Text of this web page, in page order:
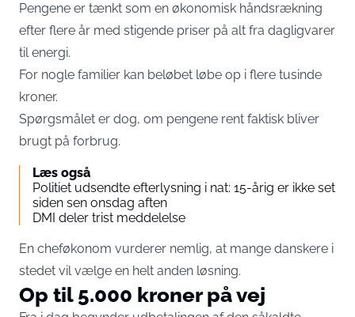
Pengene er tænkt som en økonomisk håndsrækning
efter flere år med stigende priser på alt fra dagligvarer
til energi.
For nogle familier kan beløbet løbe op i flere tusinde
kroner.
Spørgsmålet er dog, om pengene rent faktisk bliver
brugt på forbrug.
Læs også
Politiet udsendte efterlysning i nat: 15-årig er ikke set
siden sen onsdag aften
DMI deler trist meddelelse
En cheføkonom vurderer nemlig, at mange danskere i
stedet vil vælge en helt anden løsning.
Op til 5.000 kroner på vej